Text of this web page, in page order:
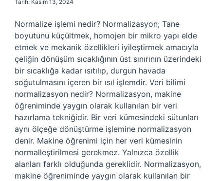
Tarih: Kasım 13, 2024
Normalize işlemi nedir? Normalizasyon; Tane
boyutunu küçültmek, homojen bir mikro yapı elde
etmek ve mekanik özellikleri iyileştirmek amacıyla
çeliğin dönüşüm sıcaklığının üst sınırının üzerindeki
bir sıcaklığa kadar ısıtılıp, durgun havada
soğutulmasını içeren bir ısıl işlemdir. Veri bilimi
normalizasyon nedir? Normalizasyon, makine
öğreniminde yaygın olarak kullanılan bir veri
hazırlama tekniğidir. Bir veri kümesindeki sütunları
aynı ölçeğe dönüştürme işlemine normalizasyon
denir. Makine öğrenimi için her veri kümesinin
normalleştirilmesi gerekmez. Yalnızca özellik
alanları farklı olduğunda gereklidir. Normalizasyon,
makine öğreniminde yaygın olarak kullanılan bir